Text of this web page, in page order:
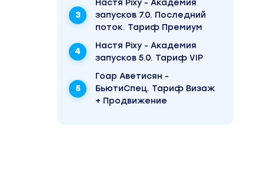
Настя Pixy - Академия
запусков 7.0. Последний
поток. Тариф Премиум
Настя Pixy - Академия
запусков 5.0. Тариф VIP
Гоар Аветисян -
БьютиСпец. Тариф Визаж
+ Продвижение